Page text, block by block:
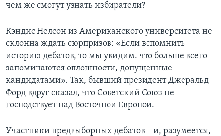
чем же смогут узнать избиратели?
Кэндис Нелсон из Американского университета не
склонна ждать сюрпризов: «Если вспомнить
историю дебатов, то мы увидим. что больше всего
запоминаются оплошности, допущенные
кандидатами». Так, бывший президент Джеральд
Форд вдруг сказал, что Советский Союз не
господствует над Восточной Европой.
Участники предвыборных дебатов – и, разумеется,